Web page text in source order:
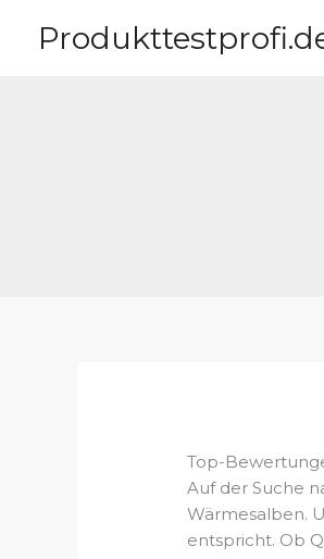
Inhalt
Top-
Auf der Suche
Wärmesalben.
entspricht. Ob